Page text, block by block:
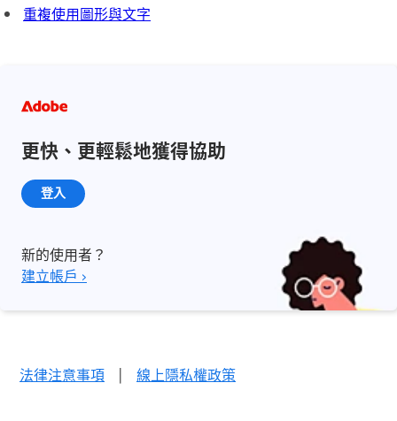
重複使用圖形與文字
更快、更輕鬆地獲得協助
登入
新的使用者？
建立帳戶 ›
法律注意事項 | 線上隱私權政策